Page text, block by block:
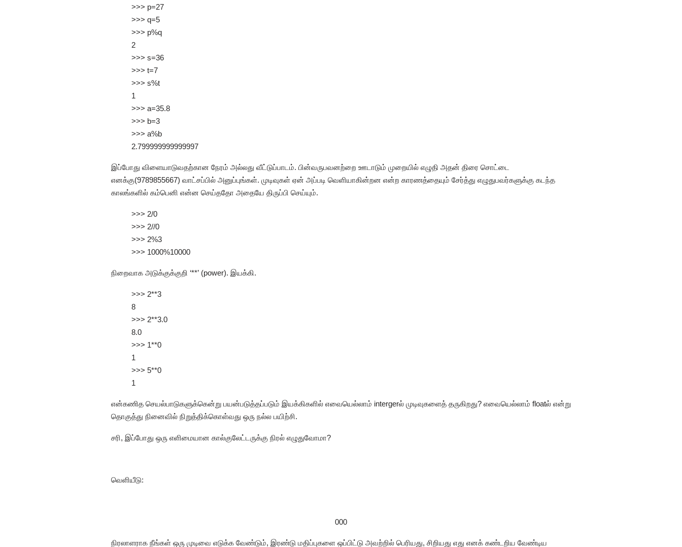
>>> p=27
>>> q=5
>>> p%q
2
>>> s=36
>>> t=7
>>> s%t
1
>>> a=35.8
>>> b=3
>>> a%b
2.799999999999997
இப்போது விளையாடுவதற்கான நேரம் அல்லது வீட்டுப்பாடம். பின்வருபவனற்றை ஊடாடும் முறையில் எழுதி அதன் திரை சொட்டை
எனக்கு(9789855667) வாட்சப்பில் அனுப்புங்கள். முடிவுகள் ஏன் அப்படி வெளியாகின்றன என்ற காரணத்தையும் சேர்த்து எழுதுபவர்களுக்கு கடந்த
காலங்களில் கம்பெனி என்ன செய்ததோ அதையே திருப்பி செய்யும்.
>>> 2/0
>>> 2//0
>>> 2%3
>>> 1000%10000
நிறைவாக அடுக்குக்குறி ‘**’ (power). இயக்கி.
>>> 2**3
8
>>> 2**3.0
8.0
>>> 1**0
1
>>> 5**0
1
என்கணித செயல்பாடுகளுக்கென்று பயன்படுத்தப்படும் இயக்கிகளில் எவையெல்லாம் intergerல் முடிவுகளைத் தருகிறது? எவையெல்லாம் floatல் என்று
தொகுத்து நினைவில் நிறுத்திக்கொள்வது ஒரு நல்ல பயிற்சி.
சரி, இப்போது ஒரு எளிமையான கால்குலேட்டருக்கு நிரல் எழுதுவோமா?
வெளியீடு:
000
நிரலாளராக நீங்கள் ஒரு முடிவை எடுக்க வேண்டும், இரண்டு மதிப்புகளை ஒப்பிட்டு அவற்றில் பெரியது, சிறியது எது எனக் கண்டறிய வேண்டிய